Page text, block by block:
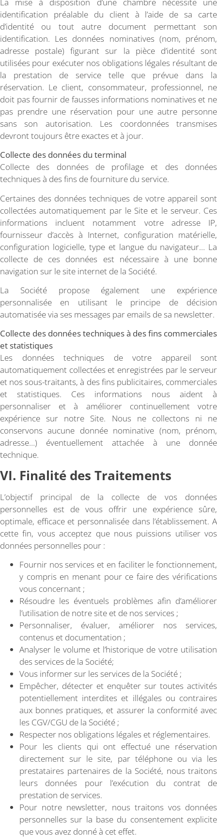
identification préalable du client à l’aide de sa carte
d’identité ou tout autre document permettant son
identification. Les données nominatives (nom, prénom,
adresse postale) figurant sur la pièce d’identité sont
utilisées pour exécuter nos obligations légales résultant de
la prestation de service telle que prévue dans la
réservation. Le client, consommateur, professionnel, ne
doit pas fournir de fausses informations nominatives et ne
pas prendre une réservation pour une autre personne
sans son autorisation. Les coordonnées transmises
devront toujours être exactes et à jour.
Collecte des données du terminal
Collecte des données de profilage et des données
techniques à des fins de fourniture du service.
Certaines des données techniques de votre appareil sont
collectées automatiquement par le Site et le serveur. Ces
informations incluent notamment votre adresse IP,
fournisseur d’accès à Internet, configuration matérielle,
configuration logicielle, type et langue du navigateur… La
collecte de ces données est nécessaire à une bonne
navigation sur le site internet de la Société.
La Société propose également une expérience
personnalisée en utilisant le principe de décision
automatisée via ses messages par emails de sa newsletter.
Collecte des données techniques à des fins commerciales
et statistiques
Les données techniques de votre appareil sont
automatiquement collectées et enregistrées par le serveur
et nos sous-traitants, à des fins publicitaires, commerciales
et statistiques. Ces informations nous aident à
personnaliser et à améliorer continuellement votre
expérience sur notre Site. Nous ne collectons ni ne
conservons aucune donnée nominative (nom, prénom,
adresse…) éventuellement attachée à une donnée
technique.
VI. Finalité des Traitements
L’objectif principal de la collecte de vos données
personnelles est de vous offrir une expérience sûre,
optimale, efficace et personnalisée dans l’établissement. A
cette fin, vous acceptez que nous puissions utiliser vos
données personnelles pour :
Fournir nos services et en faciliter le fonctionnement,
y compris en menant pour ce faire des vérifications
vous concernant ;
Résoudre les éventuels problèmes afin d’améliorer
l’utilisation de notre site et de nos services ;
Personnaliser, évaluer, améliorer nos services,
contenus et documentation ;
Analyser le volume et l’historique de votre utilisation
des services de la Société;
Vous informer sur les services de la Société ;
Empêcher, détecter et enquêter sur toutes activités
potentiellement interdites et illégales ou contraires
aux bonnes pratiques, et assurer la conformité avec
les CGV/CGU de la Société ;
Respecter nos obligations légales et réglementaires.
Pour les clients qui ont effectué une réservation
directement sur le site, par téléphone ou via les
prestataires partenaires de la Société, nous traitons
leurs données pour l’exécution du contrat de
prestation de services.
Pour notre newsletter, nous traitons vos données
personnelles sur la base du consentement explicite
que vous avez donné à cet effet.